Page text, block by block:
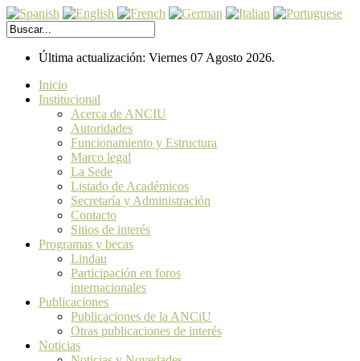
Última actualización: Viernes 07 Agosto 2026.
Inicio
Institucional
Acerca de ANCIU
Autoridades
Funcionamiento y Estructura
Marco legal
La Sede
Listado de Académicos
Secretaría y Administración
Contacto
Sitios de interés
Programas y becas
Lindau
Participación en foros
internacionales
Publicaciones
Publicaciones de la ANCiU
Otras publicaciones de interés
Noticias